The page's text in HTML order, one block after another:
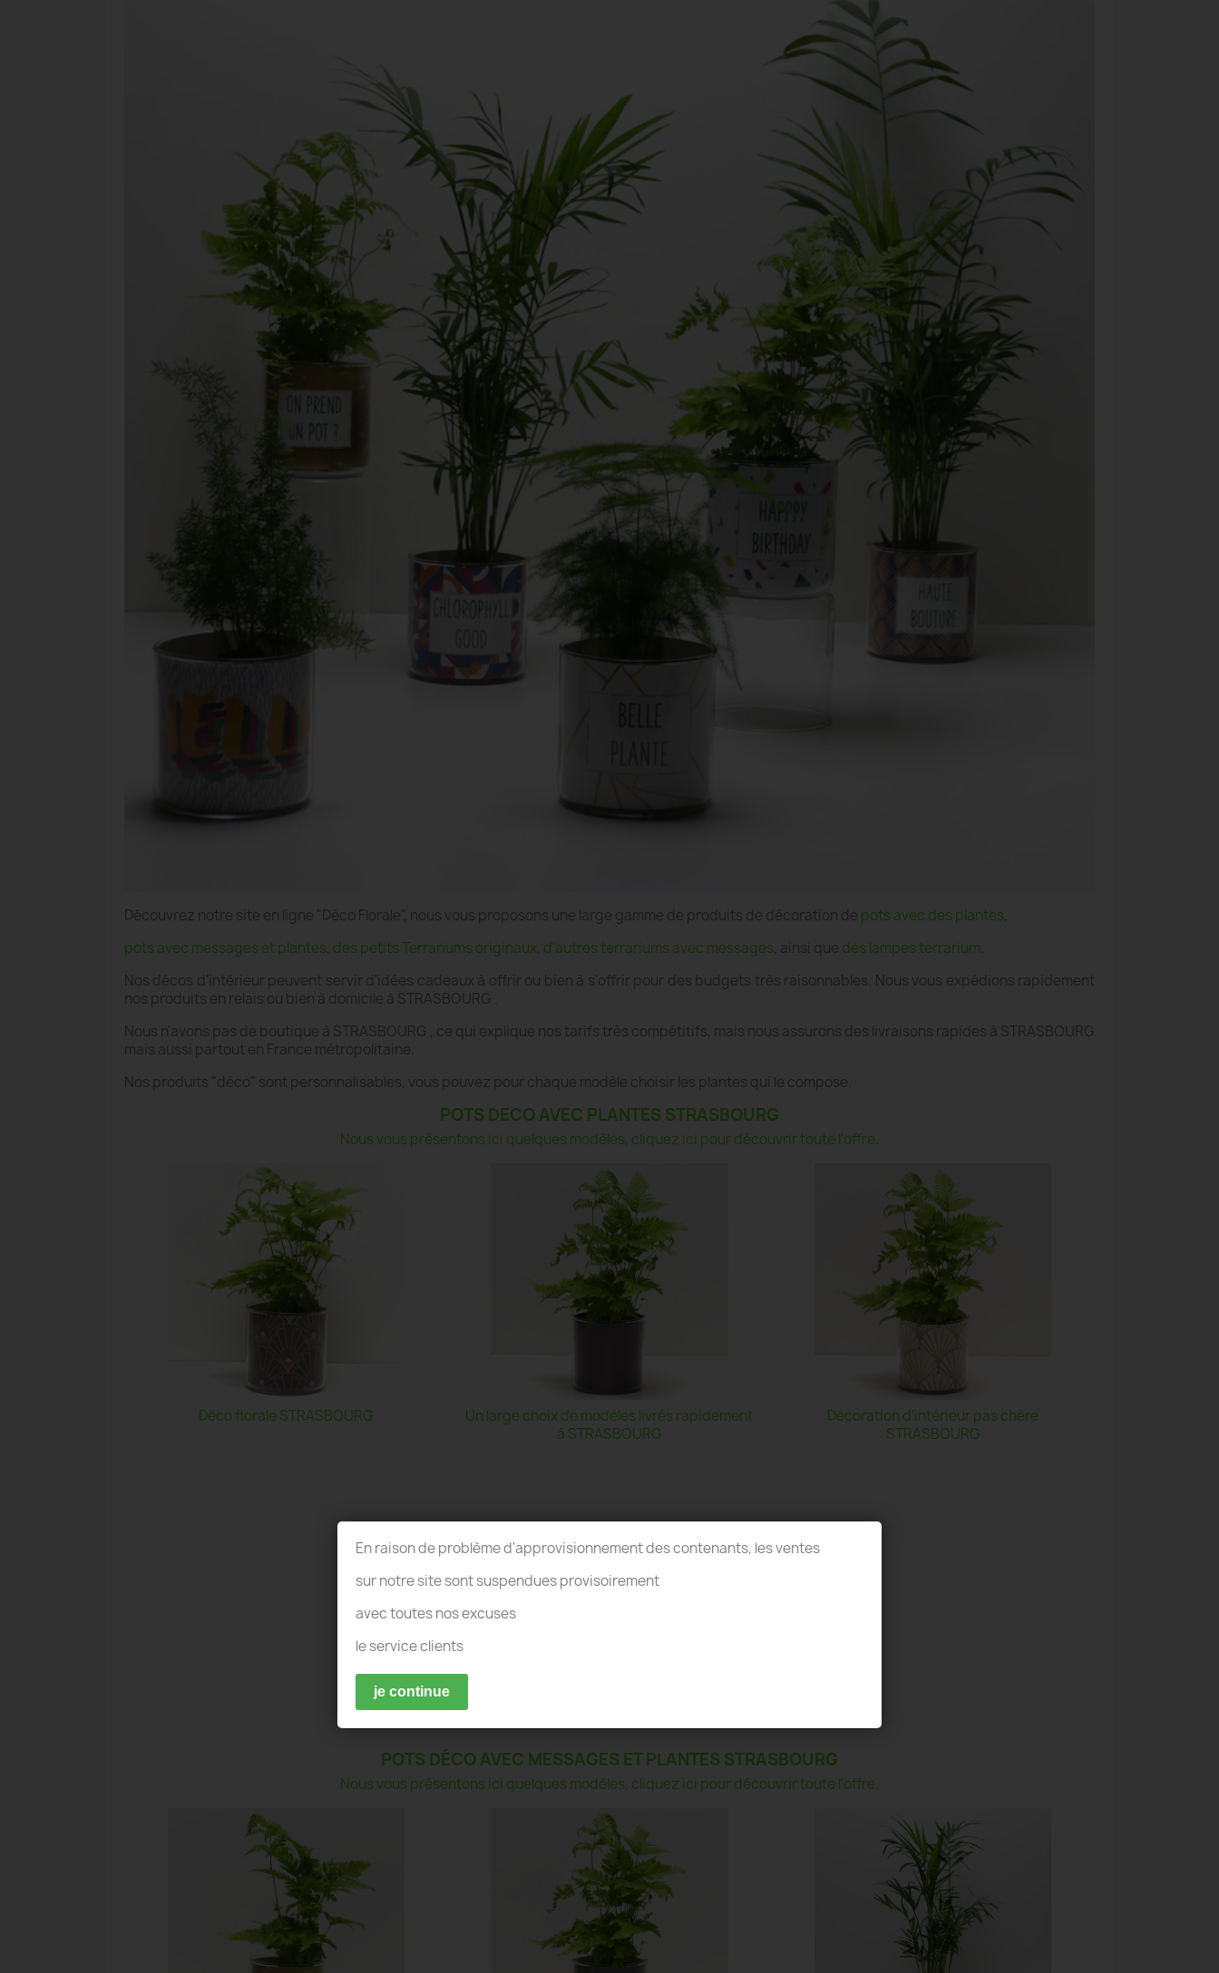
Découvrez notre site en ligne "Déco Florale", nous vous proposons une large gamme de produits de décoration de pots avec des plantes,
pots avec messages et plantes, des petits Terrariums originaux, d'autres terrariums avec messages, ainsi que des lampes terrarium
Nos décos d'intérieur peuvent servir d'idées cadeaux à offrir ou bien à s'offrir pour des budgets très raisonnables. Nous vous expédions rapidement
nos produits en relais ou bien à domicile à STRASBOURG .
Nous n'avons pas de boutique à STRASBOURG , ce qui explique nos tarifs très compétitifs, mais nous assurons des livraisons rapides à STRASBOURG
mais aussi partout en France métropolitaine.
Nos produits "déco" sont personnalisables, vous pouvez pour chaque modèle choisir les plantes qui le compose.
POTS DECO AVEC PLANTES STRASBOURG
Nous vous présentons ici quelques modèles, cliquez ici pour découvrir toute l'offre.
Déco florale STRASBOURG
Un large choix de modèles livrés rapidement
à STRASBOURG
Décoration d'intérieur pas chère
STRASBOURG
POTS DÉCO AVEC MESSAGES ET PLANTES STRASBOURG
Nous vous présentons ici quelques modèles, cliquez ici pour découvrir toute l'offre.
En raison de problème d'approvisionnement des contenants, les ventes
sur notre site sont suspendues provisoirement
avec toutes nos excuses
le service clients
je continue